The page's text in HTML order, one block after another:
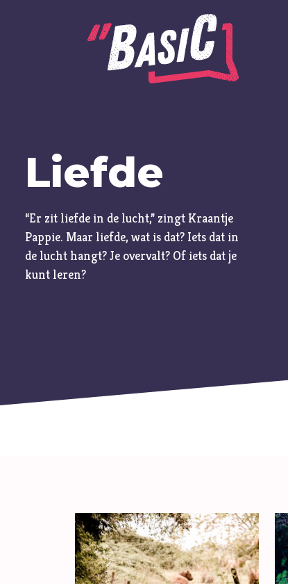
A
Advent
Ambitie
Angst
Antisemitisme
B
Criminaliteit
Duisternis
E
Eenzaamheid
Eerlijkheid
Liefde
“Er zit liefde in de lucht,” zingt Kraantje
Pappie. Maar liefde, wat is dat? Iets dat in
de lucht hangt? Je overvalt? Of iets dat je
kunt leren?